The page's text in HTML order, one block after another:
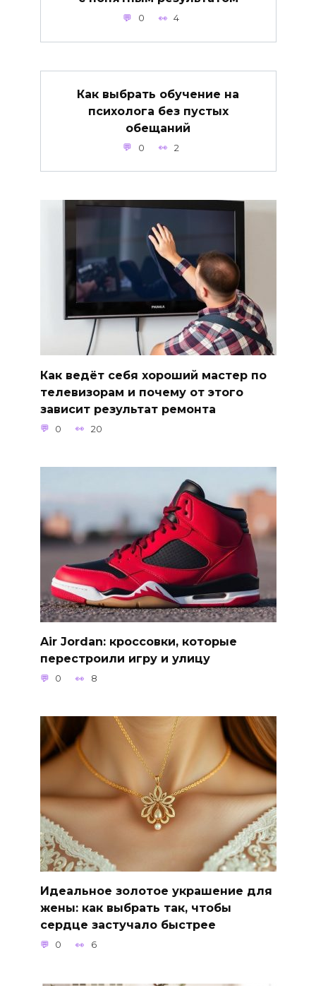
0 4
Как выбрать обучение на
психолога без пустых
обещаний
0 2
Как ведёт себя хороший мастер по
телевизорам и почему от этого
зависит результат ремонта
0 20
Air Jordan: кроссовки, которые
перестроили игру и улицу
0 8
Идеальное золотое украшение для
жены: как выбрать так, чтобы
сердце застучало быстрее
0 6